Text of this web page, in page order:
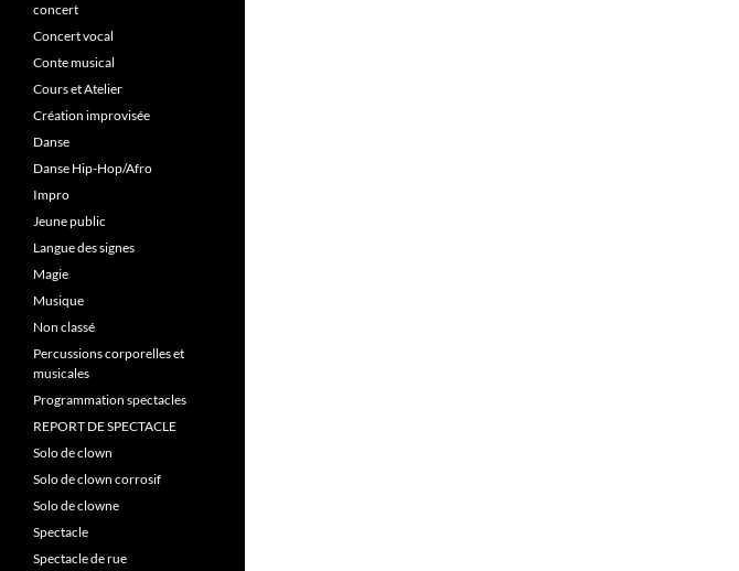
concert
Concert vocal
Conte musical
Cours et Atelier
Création improvisée
Danse
Danse Hip-Hop/Afro
Impro
Jeune public
Langue des signes
Magie
Musique
Non classé
Percussions corporelles et
musicales
Programmation spectacles
REPORT DE SPECTACLE
Solo de clown
Solo de clown corrosif
Solo de clowne
Spectacle
Spectacle de rue